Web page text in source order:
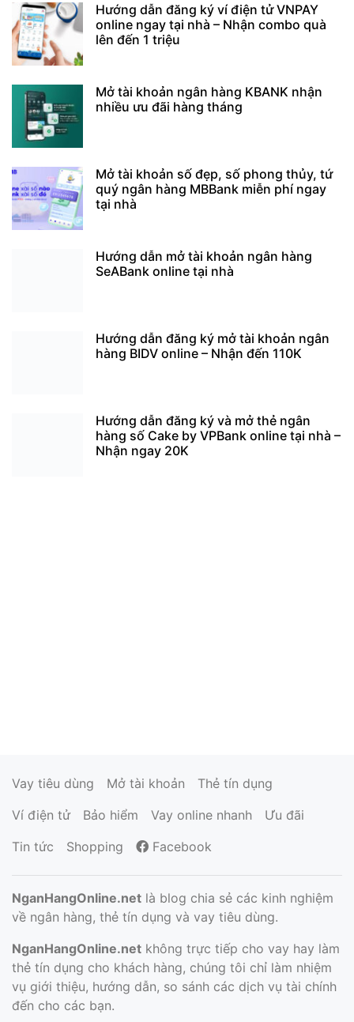
Hướng dẫn đăng ký ví điện tử VNPAY
online ngay tại nhà – Nhận combo quà
lên đến 1 triệu
Mở tài khoản ngân hàng KBANK nhận
nhiều ưu đãi hàng tháng
Mở tài khoản số đẹp, số phong thủy, tứ
quý ngân hàng MBBank miễn phí ngay
tại nhà
Hướng dẫn mở tài khoản ngân hàng
SeABank online tại nhà
Hướng dẫn đăng ký mở tài khoản ngân
hàng BIDV online – Nhận đến 110K
Hướng dẫn đăng ký và mở thẻ ngân
hàng số Cake by VPBank online tại nhà –
Nhận ngay 20K
Vay tiêu dùng Mở tài khoản
Thẻ tín dụng
Ví điện tử
Bảo hiểm Vay online nhanh
Ưu đãi
Tin tức
Shopping Facebook
NganHangOnline.net là blog chia sẻ các kinh nghiệm
về ngân hàng, thẻ tín dụng và vay tiêu dùng.
NganHangOnline.net không trực tiếp cho vay hay làm
thẻ tín dụng cho khách hàng, chúng tôi chỉ làm nhiệm
vụ giới thiệu, hướng dẫn, so sánh các dịch vụ tài chính
đến cho các bạn.